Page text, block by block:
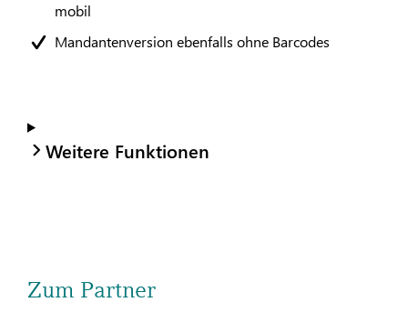
mobil
Mandantenversion ebenfalls ohne Barcodes
Weitere Funktionen
Zum Partner